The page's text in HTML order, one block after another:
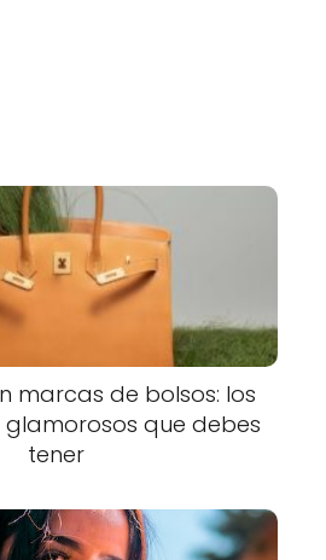
marcas de bolsos: los
que debes
tener